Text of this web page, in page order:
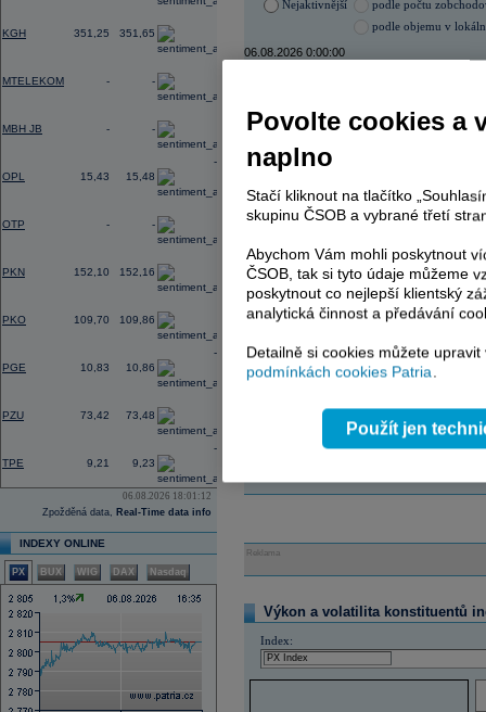
KGH 351,25 351,65
MTELEKOM - -
0,00
MBH JB - -
OPL 15,43 15,48
-0,77
OTP - -
PKN 152,10 152,16
PKO 109,70 109,86
PGE 10,83 10,86
-0,92
PZU 73,42 73,48
TPE 9,21 9,23
-0,37
06.08.2026 18:01:12
Zpožděná data, Real-Time data info
INDEXY ONLINE
PX BUX WIG DAX Nasdaq
Nejaktivnější
podle počtu
podle objemu v
06.08.2026 0:00:00
ERSTE BANK
KOMERČNÍ BANKA
TMR
Region
select
Odeslat
Reklama
Výkon a volatilita konstituentů
Index:
Povolte cookies a
naplno
Stačí kliknout na tlačítko
skupinu ČSOB a vybrané třetí
Abychom Vám mohli poskytnout
ČSOB, tak si tyto údaje můžeme
poskytnout co nejlepší klientský
analytická činnost a předávání
Detailně si cookies můžete
podmínkách cookies Patria.
Použít jen